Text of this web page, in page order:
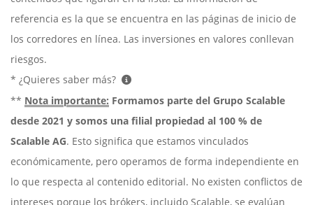
referencia es la que se encuentra en las páginas de inicio de
los corredores en línea. Las inversiones en valores conllevan
riesgos.
* ¿Quieres saber más?
** Nota importante: Formamos parte del Grupo Scalable
desde 2021 y somos una filial propiedad al 100 % de
Scalable AG. Esto significa que estamos vinculados
económicamente, pero operamos de forma independiente en
lo que respecta al contenido editorial. No existen conflictos de
intereses porque los brókers, incluido Scalable, se evalúan